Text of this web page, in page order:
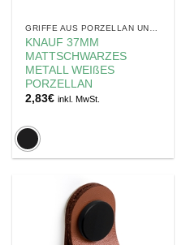
KNAUF 37MM
MATTSCHWARZES
METALL WEIßES
PORZELLAN
2,83€ inkl. MwSt.